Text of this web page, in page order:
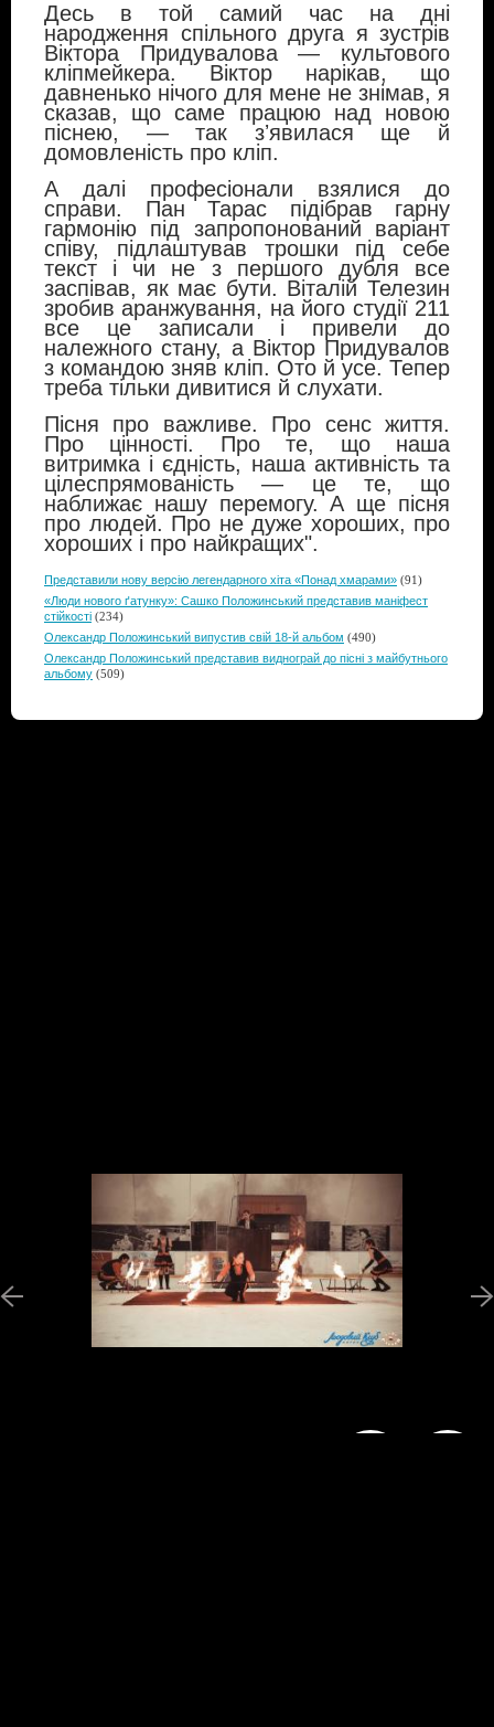
Десь в той самий час на дні
народження спільного друга я зустрів
Віктора Придувалова — культового
кліпмейкера. Віктор нарікав, що
давненько нічого для мене не знімав, я
сказав, що саме працюю над новою
піснею, — так зʼявилася ще й
домовленість про кліп.
А далі професіонали взялися до
справи. Пан Тарас підібрав гарну
гармонію під запропонований варіант
співу, підлаштував трошки під себе
текст і чи не з першого дубля все
заспівав, як має бути. Віталій Телезин
зробив аранжування, на його студії 211
все це записали і привели до
належного стану, а Віктор Придувалов
з командою зняв кліп. Ото й усе. Тепер
треба тільки дивитися й слухати.
Пісня про важливе. Про сенс життя.
Про цінності. Про те, що наша
витримка і єдність, наша активність та
цілеспрямованість — це те, що
наближає нашу перемогу. А ще пісня
про людей. Про не дуже хороших, про
хороших і про найкращих".
Представили нову версію легендарного хіта «Понад хмарами» (91)
«Люди нового ґатунку»: Сашко Положинський представив маніфест
стійкості (234)
Олександр Положинський випустив свій 18-й альбом (490)
Олександр Положинський представив виднограй до пісні з майбутнього
альбому (509)